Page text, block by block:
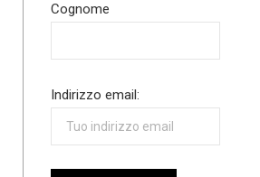
Cognome
Indirizzo email: